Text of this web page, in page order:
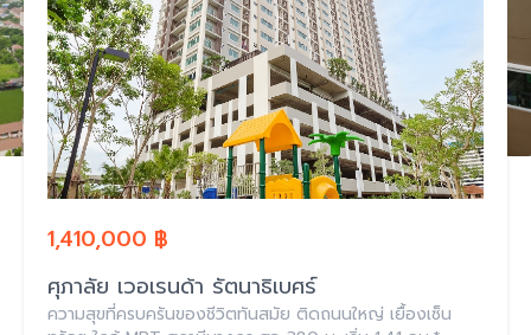
1,410,000 ฿
ศุภาลัย เวอเรนด้า รัตนาธิเบศร์
ความสุขที่ครบครันของชีวิตทันสมัย ติดถนนใหญ่ เยื้องเซ็น